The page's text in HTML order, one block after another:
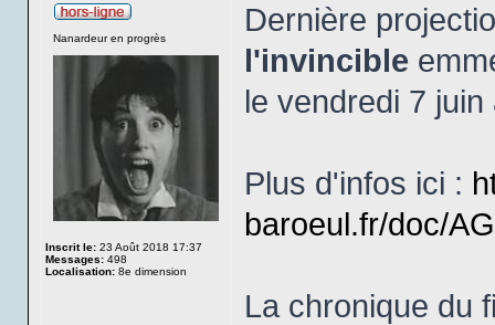
Nanardeur en progrès
Inscrit le: 23 Août 2018 17:37
Messages: 498
Localisation: 8e dimension
Dernière
l'invincible
le vendredi 7
Plus d'infos ici :
baroeul.fr/doc/
La chronique du